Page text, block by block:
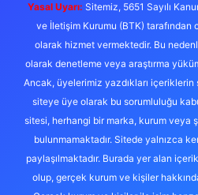
Yasal Uyarı: Sitemiz, 5651 Sayılı
ve İletişim Kurumu (BTK) tarafından
olarak hizmet vermektedir. Bu
olarak denetleme veya araştırma
Ancak, üyelerimiz yazdıkları içeriklerin
siteye üye olarak bu sorumluluğu
sitesi, herhangi bir marka, kurum veya
bulunmamaktadır. Sitede yalnızca
paylaşılmaktadır. Burada yer alan
olup, gerçek kurum ve kişiler